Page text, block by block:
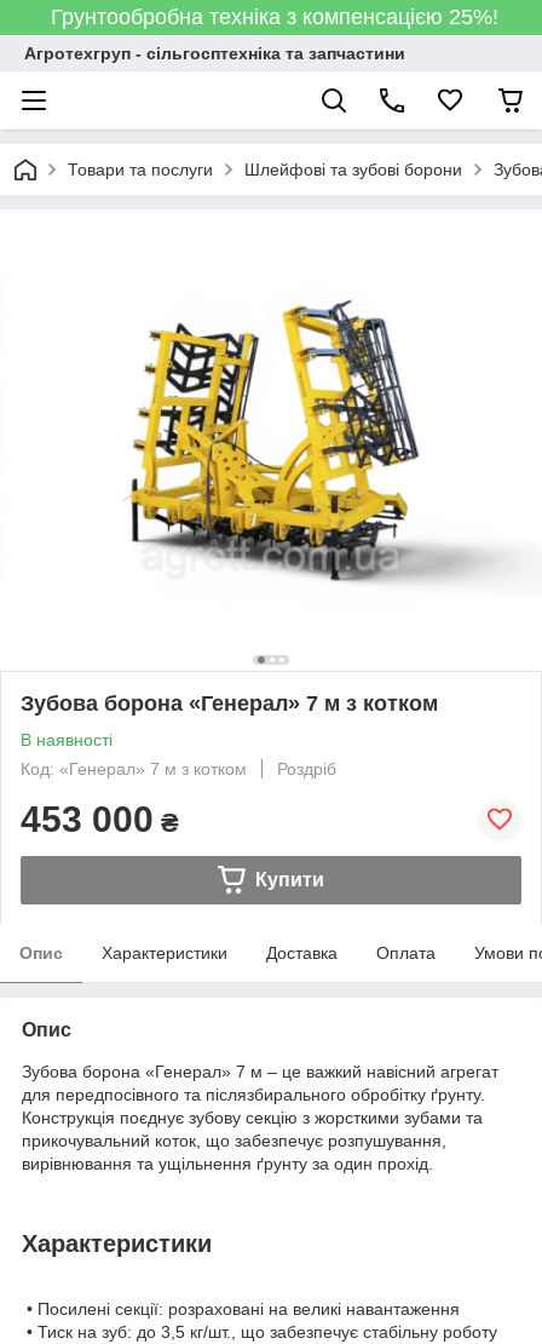
Грунтообробна техніка з компенсацією 25%!
Агротехгруп - сільгосптехніка та запчастини
Товари та послуги Шлейфові та зубові борони
Зубова борона «Генерал» 7 м з котком
В наявності
Код: «Генерал» 7 м з котком
Роздріб
453 000 ₴
Купити
Опис Характеристики Доставка Оплата Умови
Опис
Зубова борона «Генерал» 7 м – це важкий навісний агрегат
для передпосівного та післязбирального обробітку ґрунту.
Конструкція поєднує зубову секцію з жорсткими зубами та
прикочувальний коток, що забезпечує розпушування,
вирівнювання та ущільнення ґрунту за один прохід.
Характеристики
• Посилені секції: розраховані на великі навантаження
• Тиск на зуб: до 3,5 кг/шт., що забезпечує стабільну роботу